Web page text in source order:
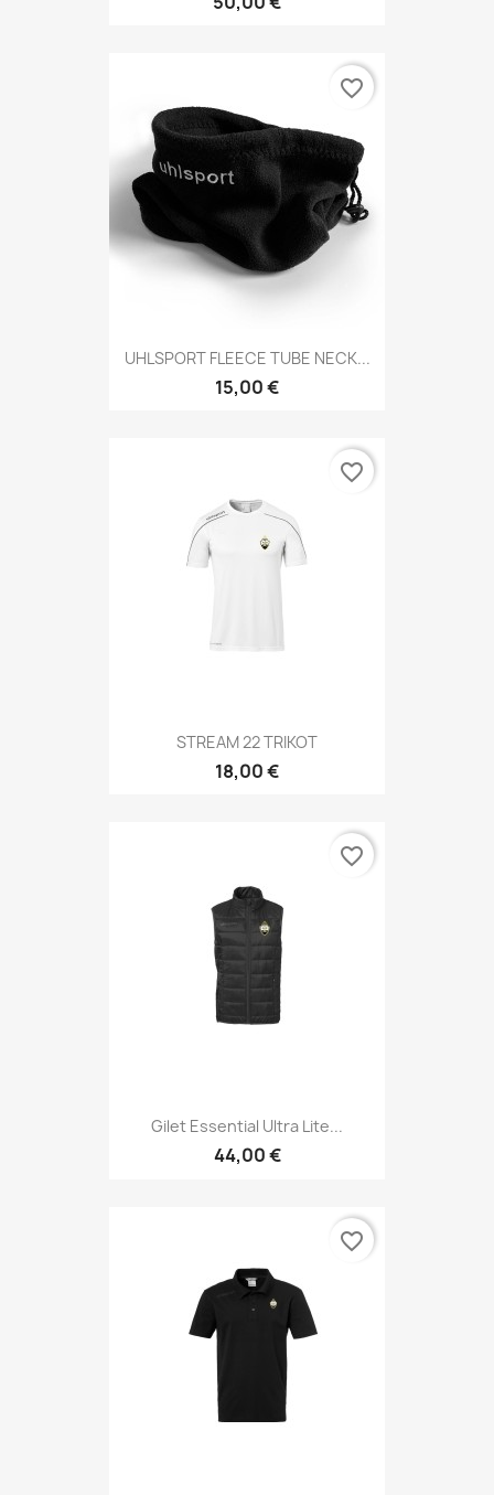
UHLSPORT FLEECE TUBE NECK...
15,00 €
favorite_border
STREAM 22 TRIKOT
18,00 €
favorite_border
Gilet Essential Ultra Lite...
44,00 €
favorite_border
favorite_border